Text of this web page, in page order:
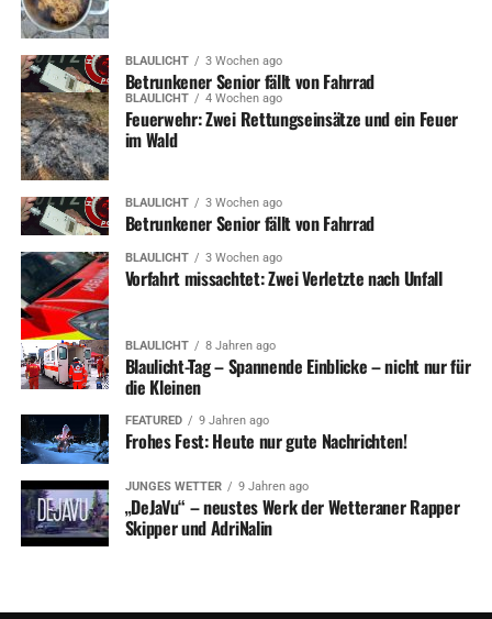
BLAULICHT 3 Wochen ago
Betrunkener Senior fällt von Fahrrad
BLAULICHT 4 Wochen ago
Feuerwehr: Zwei Rettungseinsätze und ein Feuer
im Wald
BLAULICHT 3 Wochen ago
Betrunkener Senior fällt von Fahrrad
BLAULICHT 3 Wochen ago
Vorfahrt missachtet: Zwei Verletzte nach Unfall
BLAULICHT 8 Jahren ago
Blaulicht-Tag – Spannende Einblicke – nicht nur für
die Kleinen
FEATURED 9 Jahren ago
Frohes Fest: Heute nur gute Nachrichten!
JUNGES WETTER 9 Jahren ago
„DeJaVu“ – neustes Werk der Wetteraner Rapper
Skipper und AdriNalin